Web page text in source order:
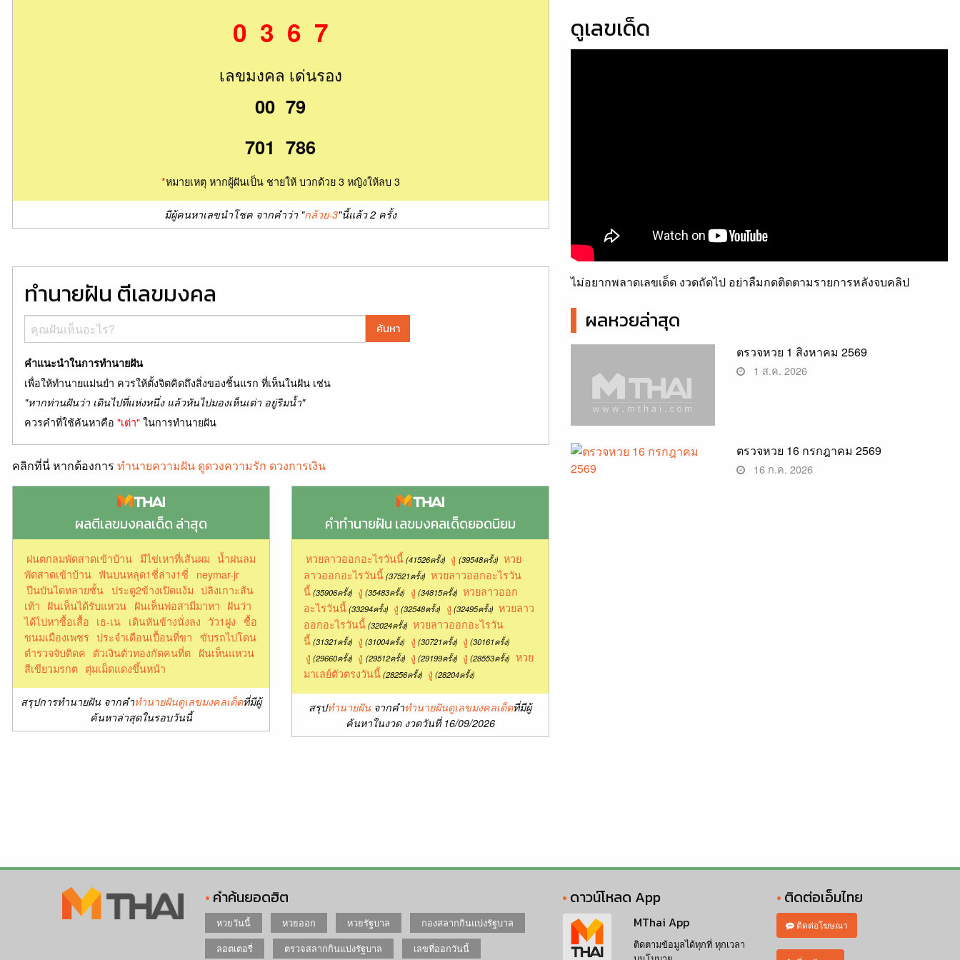
0 3 6 7
เลขมงคล เด่นรอง
00 79
701 786
*หมายเหตุ หากผู้ฝันเป็น ชายให้ บวกด้วย 3 หญิงให้ลบ 3
มีผู้คนหาเลขนำโชค จากคำว่า "กล้วย-3"นี้แล้ว 2 ครั้ง
ทำนายฝัน ตีเลขมงคล
ค้นหา
คำแนะนำในการทำนายฝัน
เพื่อให้ทำนายแม่นยำ ควรให้ตั้งจิตคิดถึงสิ่งของชิ้นแรก ที่เห็นในฝัน เช่น
"หากท่านฝันว่า เดินไปที่แห่งหนึ่ง แล้วหันไปมองเห็นเต่า อยู่ริมน้ำ"
ควรคำที่ใช้ค้นหาคือ "เต่า"ในการทำนายฝัน
คลิกที่นี่ หากต้องการ ทำนายความฝัน ดูดวงความรัก ดวงการเงิน
ผลตีเลขมงคลเด็ด ล่าสุด
ฝนตกลมพัดสาดเข้าบ้าน มีไข่เหาที่เส้นผม น้ำฝนลม
พัดสาดเข้าบ้าน ฟันบนหลุด1ซี่ล่าง1ซี่
neymar-jr
ปีนบันไดหลายชั้น ประตู2ข้างเปิดแง้ม ปลิงเกาะส้น
เท้า ฝันเห็นได้รับแหวน ฝันเห็นพ่อสามีมาหา ฝันว่า
ได้ไปหาซื้อเสื้อ เธ-เน เดินหันข้างนั่งลง วัว1ฝูง ซื้อ
ขนมเมืองเพชร ประจําเดือนเปื้อนที่ขา ขับรถไปโดน
ตำรวจจับติดค ตัวเงินตัวทองกัดคนที่ต ฝันเห็นแหวน
สีเขียวมรกต ตุ่มเม็ดแดงขึ้นหน้า
สรุปการทำนายฝัน จากคำทำนายฝันดูเลขมงคลเด็ดที่มีผู้
ค้นหาล่าสุดในรอบวันนี้
คำทำนายฝัน เลขมงคลเด็ดยอดนิยม
หวยลาวออกอะไรวันนี้ (41526ครั้ง) งู (39548ครั้ง) หวย
ลาวออกอะไรวันนี้(37521ครั้ง) หวยลาวออกอะไรวัน
นี้(35906ครั้ง) งู (35483ครั้ง) งู (34815ครั้ง) หวยลาวออก
อะไรวันนี้(33294ครั้ง) งู (32548ครั้ง) งู (32495ครั้ง) หวยลาว
ออกอะไรวันนี้(32024ครั้ง) หวยลาวออกอะไรวัน
นี้(31321ครั้ง) งู (31004ครั้ง) งู (30721ครั้ง) งู (30161ครั้ง)
งู (29660ครั้ง) งู (29512ครั้ง) งู (29199ครั้ง) งู (28553ครั้ง) หวย
มาเลย์ตัวตรงวันนี้(28256ครั้ง) งู (28204ครั้ง)
สรุปทำนายฝัน จากคำทำนายฝันดูเลขมงคลเด็ดที่มีผู้
ค้นหาในงวด งวดวันที่ 16/09/2026
ดูเลขเด็ด
ไม่อยากพลาดเลขเด็ด งวดถัดไป อย่าลืมกดติดตามรายการหลังจบคลิป
ผลหวยล่าสุด
ตรวจหวย 1 สิงหาคม 2569
1 ส.ค. 2026
ตรวจหวย 16 กรกฎาคม 2569
16 ก.ค. 2026
คำค้นยอดฮิต
หวยวันนี้ หวยออก หวยรัฐบาล
กองสลากกินแบ่งรัฐบาล
ลอตเตอรี่
ตรวจสลากกินแบ่งรัฐบาล เลขที่ออกวันนี้
ดาวน์โหลด App
MThai App
ติดตามข้อมูลได้ทุกที่ ทุกเวลา
ติดต่อเอ็มไทย
ติดต่อโฆษณา